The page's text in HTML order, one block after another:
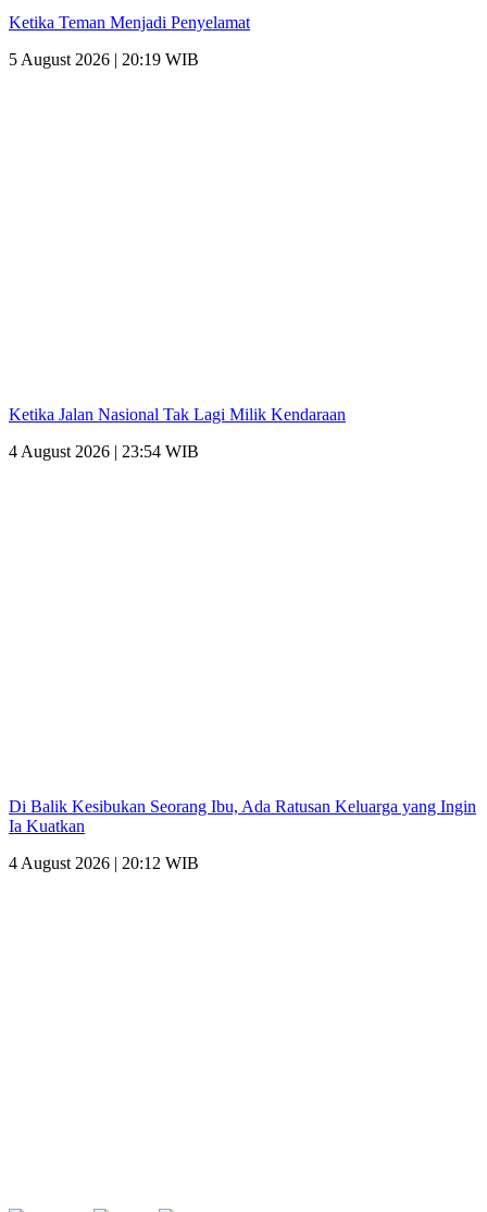
Ketika Teman Menjadi Penyelamat
5 August 2026 | 20:19 WIB
Ketika Jalan Nasional Tak Lagi Milik Kendaraan
4 August 2026 | 23:54 WIB
Di Balik Kesibukan Seorang Ibu, Ada Ratusan Keluarga yang Ingin
Ia Kuatkan
4 August 2026 | 20:12 WIB